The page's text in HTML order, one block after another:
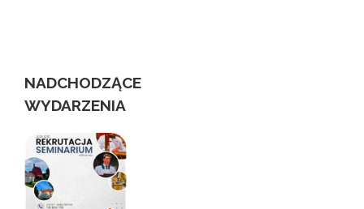
NADCHODZĄCE
WYDARZENIA